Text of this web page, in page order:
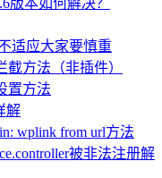
版本如何解决？
适应大家要慎重
截方法（非插件）
置方法
解
wplink from url方法
被非法注册解